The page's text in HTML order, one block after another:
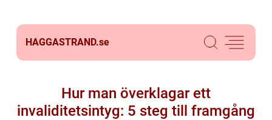
HAGGASTRAND.se
Hur man överklagar ett
invaliditetsintyg: 5 steg till framgång